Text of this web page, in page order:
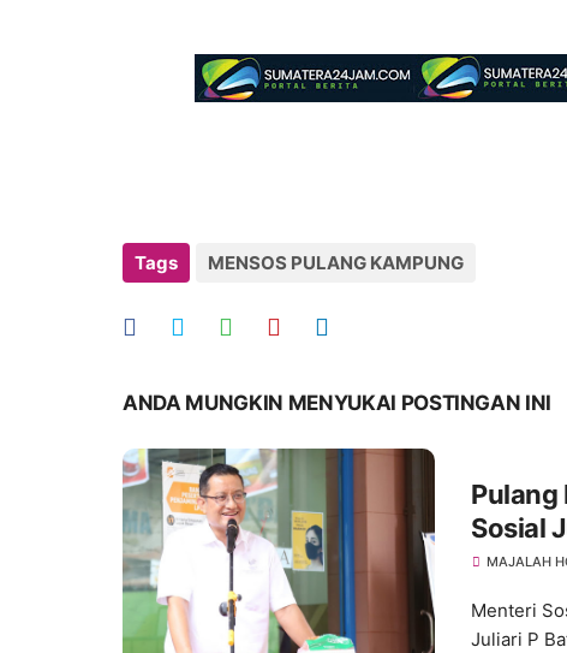
Tags MENSOS PULANG KAMPUNG
ANDA MUNGKIN MENYUKAI POSTINGAN INI
Pulang
Sosial
Senilai
MAJALAH
Menteri
Juliari P